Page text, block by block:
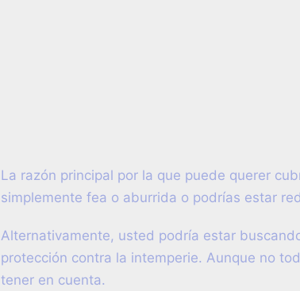
La razón principal por la que puede querer
simplemente fea o aburrida o podrías estar
Alternativamente, usted podría estar
protección contra la intemperie. Aunque no
tener en cuenta.